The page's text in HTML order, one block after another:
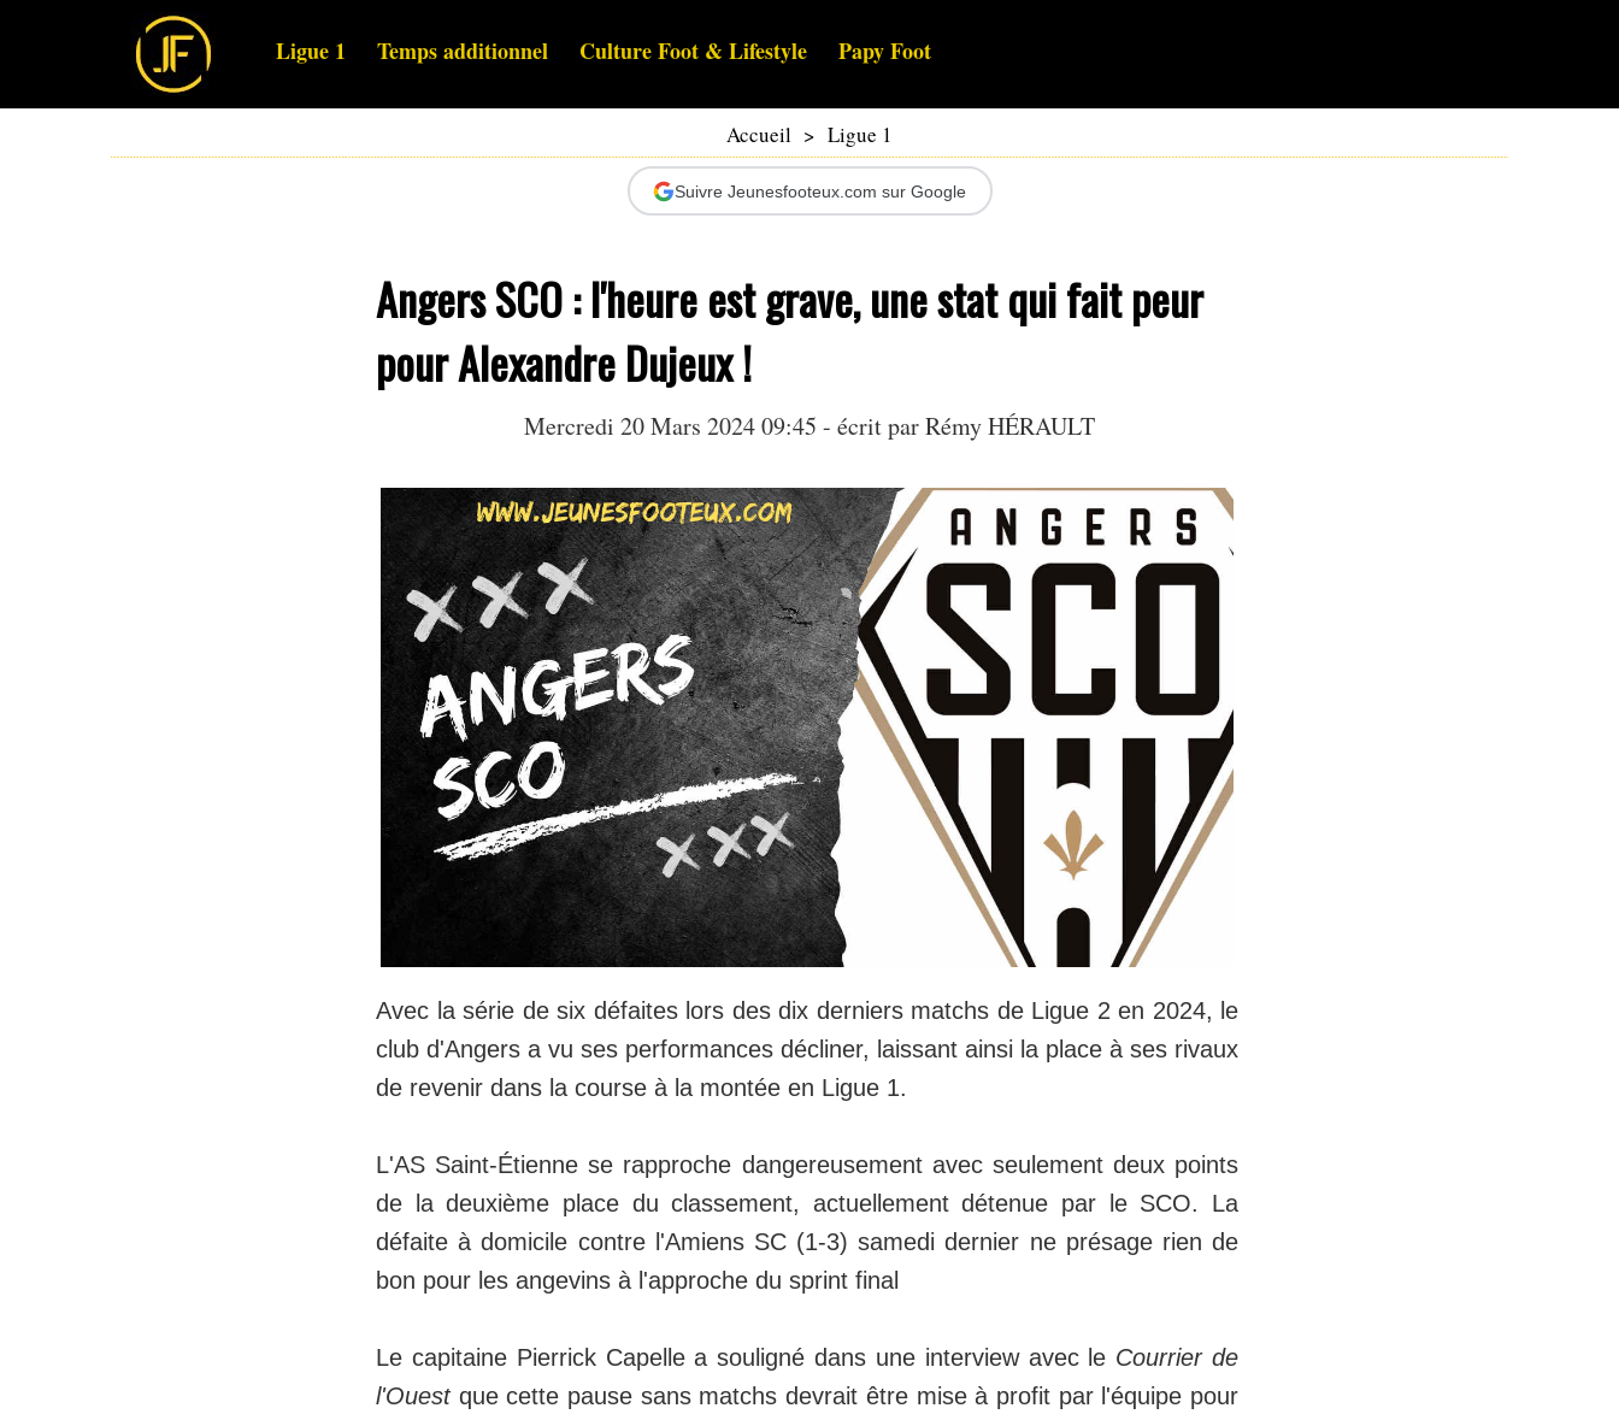
Ligue 1 Temps additionnel Culture Foot & Lifestyle Papy Foot
Accueil > Ligue 1
Suivre Jeunesfooteux.com sur Google
Angers SCO : l'heure est grave, une stat qui fait peur
pour Alexandre Dujeux !
Mercredi 20 Mars 2024 09:45 - écrit parRémy HÉRAULT
Avec la série de six défaites lors des dix derniers matchs de Ligue 2 en 2024, le
club d'Angers a vu ses performances décliner, laissant ainsi la place à ses rivaux
de revenir dans la course à la montée en Ligue 1.
L'AS Saint-Étienne se rapproche dangereusement avec seulement deux points
de la deuxième place du classement, actuellement détenue par le SCO. La
défaite à domicile contre l'Amiens SC (1-3) samedi dernier ne présage rien de
bon pour les angevins à l'approche du sprint final
Le capitaine Pierrick Capelle a souligné dans une interview avec le Courrier de
l'Ouestque cette pause sans matchs devrait être mise à profit par l'équipe pour